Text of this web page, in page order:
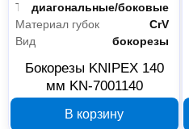
Типдиагональные/боковые
Материал губок
CrV
Вид
бокорезы
Бокорезы KNIPEX 140
мм KN-7001140
В корзину